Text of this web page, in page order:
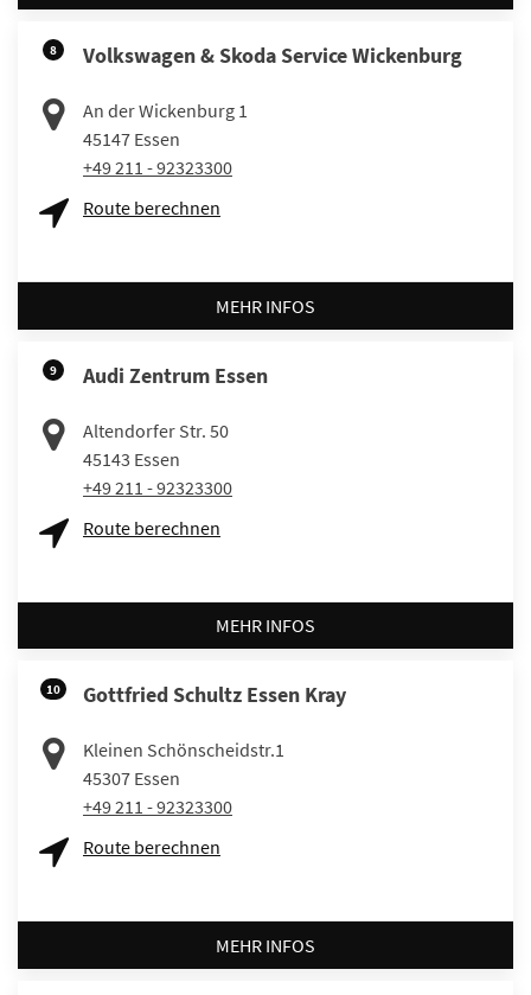
8 Volkswagen & Skoda Service Wickenburg
An der Wickenburg 1
45147 Essen
+49 211 - 92323300
Route berechnen
MEHR INFOS
9 Audi Zentrum Essen
Altendorfer Str. 50
45143 Essen
+49 211 - 92323300
Route berechnen
MEHR INFOS
10 Gottfried Schultz Essen Kray
Kleinen Schönscheidstr.1
45307 Essen
+49 211 - 92323300
Route berechnen
MEHR INFOS